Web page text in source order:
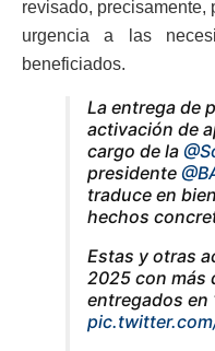
revisado, precisamente,
urgencia a las
beneficiados.
La entrega de
activación de
cargo de la
presidente
traduce en
hechos
Estas y otras
2025 con más
entregados en